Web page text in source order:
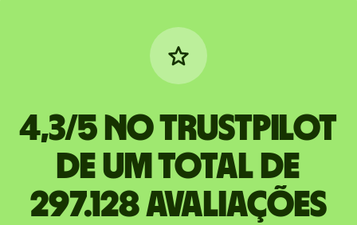
4,3/5 no Trustpilot
de um total de
297.128 avaliações